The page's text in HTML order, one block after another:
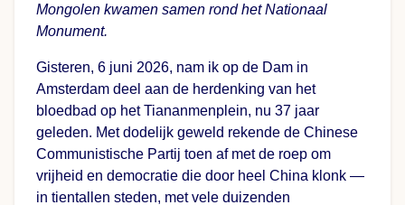
Mongolen kwamen samen rond het Nationaal
Monument.
Gisteren, 6 juni 2026, nam ik op de Dam in
Amsterdam deel aan de herdenking van het
bloedbad op het Tiananmenplein, nu 37 jaar
geleden. Met dodelijk geweld rekende de Chinese
Communistische Partij toen af met de roep om
vrijheid en democratie die door heel China klonk —
in tientallen steden, met vele duizenden